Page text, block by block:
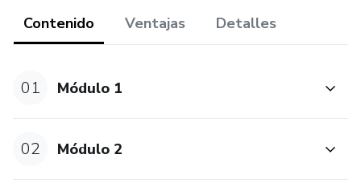
Contenido Ventajas Detalles
01 Módulo 1
02 Módulo 2